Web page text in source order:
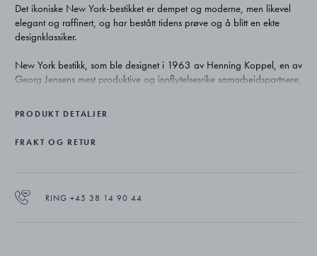
Det ikoniske New York-bestikket er dempet og moderne, men likevel
elegant og raffinert, og har bestått tidens prøve og å blitt en ekte
designklassiker.
New York bestikk, som ble designet i 1963 av Henning Koppel, en av
Georg Jensens mest produktive og innflytelsesrike samarbeidspartnere,
populært nå som da det ble skapt.
New York kakegafler er laget i rustfritt stål med en matt overflate og
PRODUKT DETALJER
FRAKT OG RETUR
RING +45 38 14 90 44